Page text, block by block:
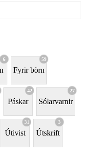
6 59
Fyrir börn
42
Páskar
27
Sólarvarnir
31
Útivist
3
Útskrift